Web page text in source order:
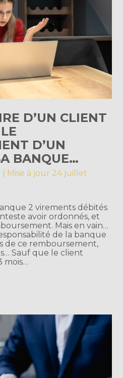
D’UN CLIENT
D’UN
BANQUE…
( Mise à jour 24 juillet
2 virements débités
avoir ordonnés, et
Mais en vain…
de la banque
de ce remboursement,
Sauf que le client
mois…